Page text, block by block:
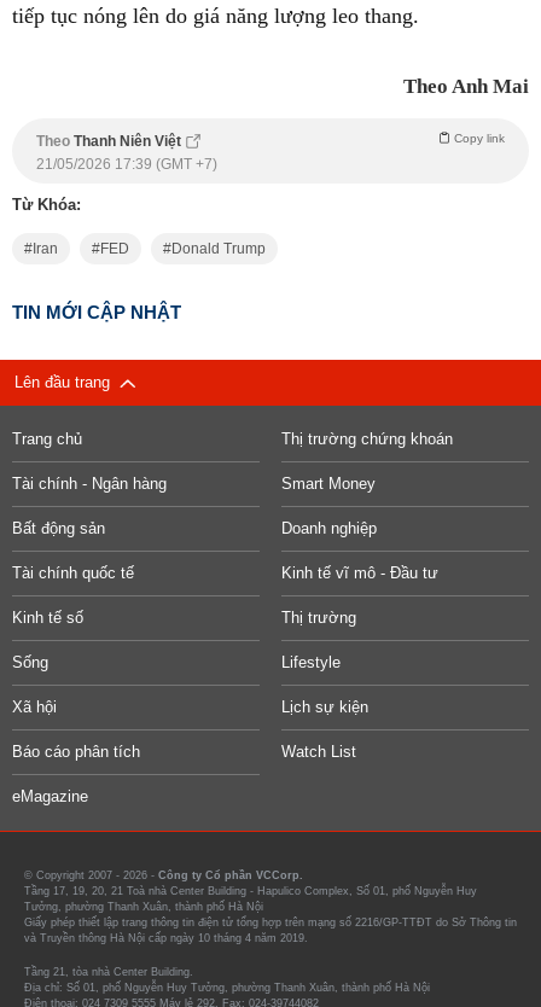
tiếp tục nóng lên do giá năng lượng leo thang.
Theo Anh Mai
Theo Thanh Niên Việt Copy link
21/05/2026 17:39 (GMT +7)
Từ Khóa:
Iran FED Donald Trump
TIN MỚI CẬP NHẬT
Lên đầu trang
Trang chủ Thị trường chứng khoán
Tài chính - Ngân hàng Smart Money
Bất động sản Doanh nghiệp
Tài chính quốc tế Kinh tế vĩ mô - Đầu tư
Kinh tế số Thị trường
Sống Lifestyle
Xã hội Lịch sự kiện
Báo cáo phân tích Watch List
eMagazine
© Copyright 2007 - 2026 - Công ty Cổ phần VCCorp.
Tầng 17, 19, 20, 21 Toà nhà Center Building - Hapulico Complex, Số 01, phố Nguyễn Huy
Tưởng, phường Thanh Xuân, thành phố Hà Nội
Giấy phép thiết lập trang thông tin điện tử tổng hợp trên mạng số 2216/GP-TTĐT do Sở Thông tin
và Truyền thông Hà Nội cấp ngày 10 tháng 4 năm 2019.
Tầng 21, tòa nhà Center Building.
Địa chỉ: Số 01, phố Nguyễn Huy Tưởng, phường Thanh Xuân, thành phố Hà Nội
Điện thoại: 024 7309 5555 Máy lẻ 292. Fax: 024-39744082